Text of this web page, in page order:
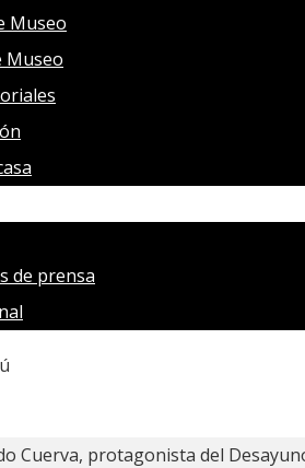
Museo
Museo
de prensa
Cuerva, protagonista del